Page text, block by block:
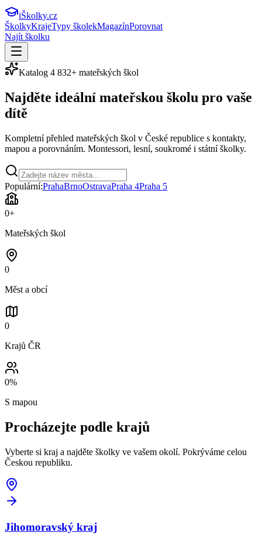
iŠkolky.cz
ŠkolkyKrajeTypy školekMagazínPorovnat
Najít školku
Katalog 4 832+ mateřských škol
Najděte ideální mateřskou školu pro vaše
dítě
Kompletní přehled mateřských škol v České republice s kontakty,
mapou a porovnáním. Montessori, lesní, soukromé i státní školky.
Populární:PrahaBrnoOstravaPraha 4Praha 5
0+
Mateřských škol
0
Měst a obcí
0
Krajů ČR
0%
S mapou
Procházejte podle krajů
Vyberte si kraj a najděte školky ve vašem okolí. Pokrýváme celou
Českou republiku.
Jihomoravský kraj